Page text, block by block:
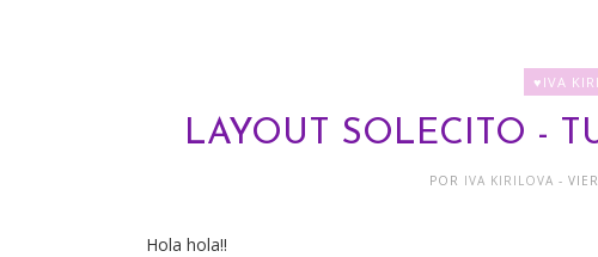
♥IVA
LAYOUT SOLECITO -
POR IVA KIRILOVA -
Hola hola!!